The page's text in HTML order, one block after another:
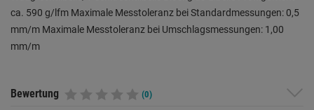
ca. 590 g/lfm Maximale Messtoleranz bei Standardmessungen: 0,5
mm/m Maximale Messtoleranz bei Umschlagsmessungen: 1,00
mm/m
Bewertung (0)